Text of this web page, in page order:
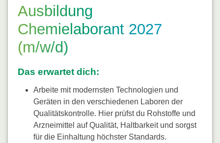
Ausbildung
Chemielaborant 2027
(m/w/d)
Das erwartet dich:
Arbeite mit modernsten Technologien und
Geräten in den verschiedenen Laboren der
Qualitätskontrolle. Hier prüfst du Rohstoffe und
Arzneimittel auf Qualität, Haltbarkeit und sorgst
für die Einhaltung höchster Standards.